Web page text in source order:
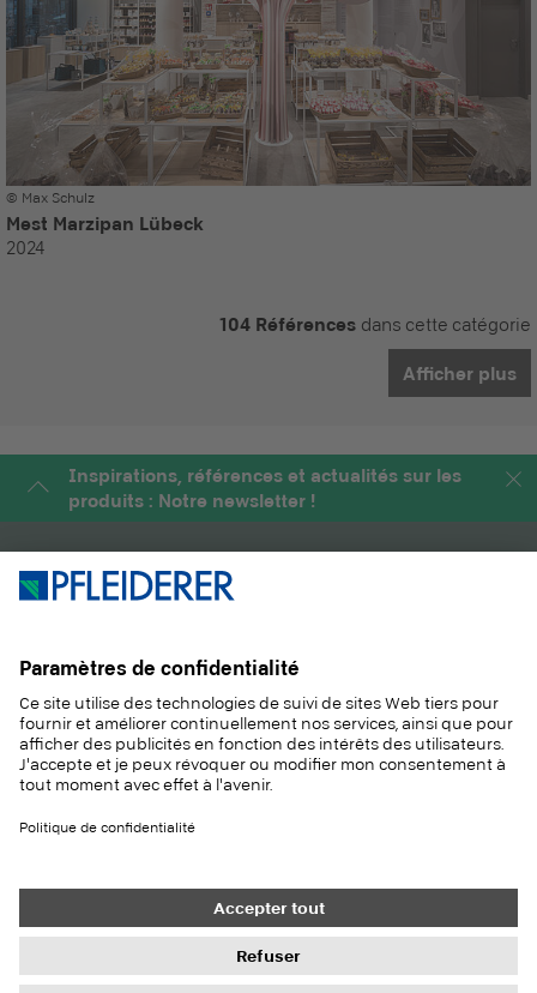
© Max Schulz
Mest Marzipan Lübeck
2024
104 Références dans cette catégorie
Afficher plus
Inspirations, références et actualités sur les
produits : Notre newsletter !
PRODUITS
SOLUTIONS
DURABILITÉ
MAGAZINE
INFORMATIONS
CONTACT
Contact Acheter
Mentions légales
Paramètres de confidentialité
Protection des données
Droits à l'information
Conditions générales Newsletter